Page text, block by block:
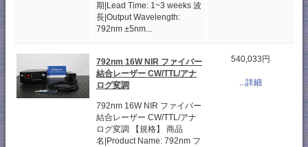
期|Lead Time: 1~3 weeks 波
長|Output Wavelength:
792nm ±5nm...
792nm 16W NIR ファイバー
結合レーザー CW/TTL/アナ
ログ変調
792nm 16W NIR ファイバー
結合レーザー CW/TTL/アナ
ログ変調 【規格】 商品
名|Product Name: 792nm フ
540,033円
...詳細